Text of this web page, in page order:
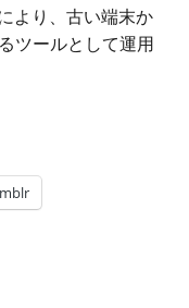
より、古い端末か
ツールとして運用